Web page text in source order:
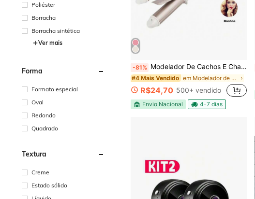
Poliéster
Borracha
Borracha sintética
Ver mais
Forma
Formato especial
Oval
Redondo
Quadrado
Textura
Creme
Estado sólido
-81% Modelador De Cachos E Chapinha 2 Em 1 Mini Alisador Profissional Bivolt
#4 Mais Vendido em Modelador de cachos automático Pinças e modelad
R$24,70 500+ vendido
Envio Nacional 4-7 dias